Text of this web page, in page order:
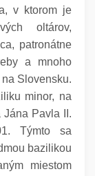
v ktorom je
oltárov,
patronátne
a mnoho
Slovensku.
minor, na
Pavla II.
Týmto sa
bazilikou
miestom